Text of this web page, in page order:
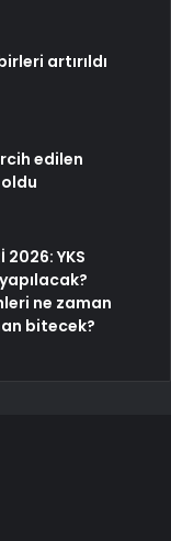
artırıldı
edilen
2026: YKS
ne zaman
bitecek?